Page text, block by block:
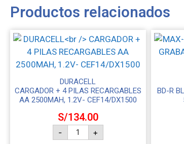
Productos relacionados
DURACELL
CARGADOR + 4 PILAS RECARGABLES
AA 2500MAH, 1.2V- CEF14/DX1500
S/134.00
- +
BD-R